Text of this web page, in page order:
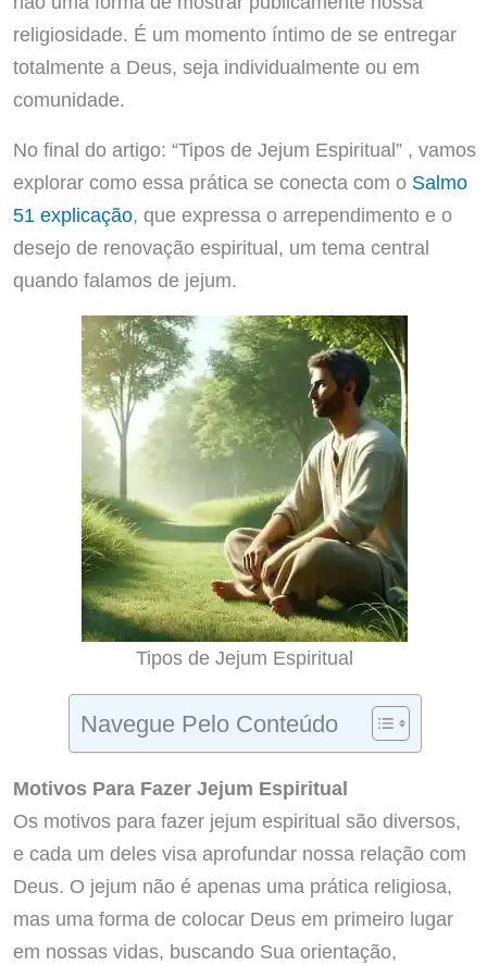
religiosidade. É um momento íntimo de se entregar
totalmente a Deus, seja individualmente ou em
comunidade.
No final do artigo: “Tipos de Jejum Espiritual” , vamos
explorar como essa prática se conecta com o Salmo
51 explicação, que expressa o arrependimento e o
desejo de renovação espiritual, um tema central
quando falamos de jejum.
Tipos de Jejum Espiritual
Navegue Pelo Conteúdo
Motivos Para Fazer Jejum Espiritual
Os motivos para fazer jejum espiritual são diversos,
e cada um deles visa aprofundar nossa relação com
Deus. O jejum não é apenas uma prática religiosa,
mas uma forma de colocar Deus em primeiro lugar
em nossas vidas, buscando Sua orientação,